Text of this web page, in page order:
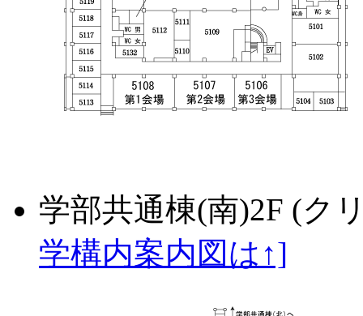
学部共通棟(南)2F (ク
学構内案内図は↑]